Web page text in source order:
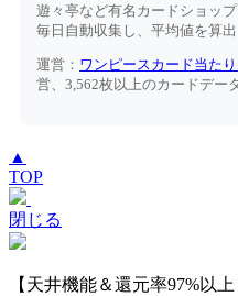
遊々亭など有名カードショッ
毎日自動収集し、平均値を算出
運営： ワンピースカード当た
営、3,562枚以上のカードデー
▲
TOP
閉じる
【天井機能＆還元率97%以上